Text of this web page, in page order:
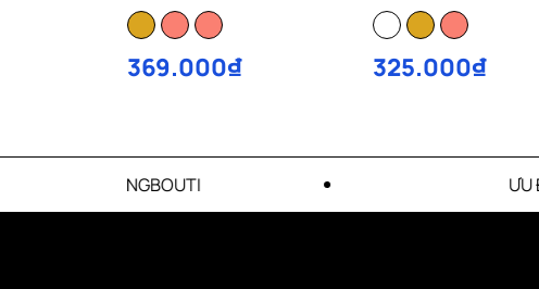
369.000₫ 325.000₫
ƯU ĐÃI CẬP NHẬT MỖI THÁNG